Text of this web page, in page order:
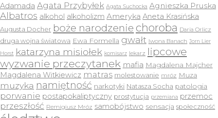
Adamada Agata Przybyłek Agata Suchocka Agnieszka Pruska
Albatros alkohol alkoholizm Ameryka Aneta Krasińska
Augusta Docher boże narodzenie choroba Daria Orlicz
druga wojna światowa Ewa Formella gwałt Iwona Banach Jorn Lier
Horst katarzyna misiołek komisarz lekarz lipcowe
wyzwanie przeczytanek mafia Magdalena Majcher
Magdalena Witkiewicz matras molestowanie mróz Muza
muzyka namiętność narkotyki Natasza Socha patologia
porwanie postapokaliptyczny prostytucja przemiana przemoc
przeszłość Remigiusz Mróz samobójstwo sensacja społeczność